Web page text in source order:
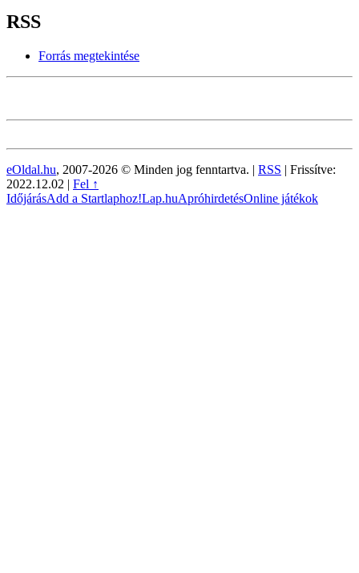
RSS
Forrás megtekintése
eOldal.hu, 2007-2026 © Minden jog fenntartva. | RSS | Frissítve:
2022.12.02 | Fel ↑
IdőjárásAdd a Startlaphoz!Lap.huApróhirdetésOnline játékok